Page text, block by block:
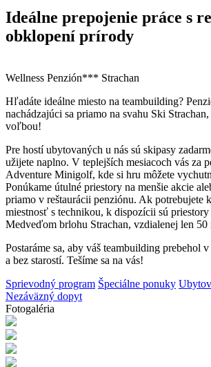
Ideálne prepojenie práce s
obklopení prírody
Wellness Penzión*** Strachan
Hľadáte ideálne miesto na teambuilding?
nachádzajúci sa priamo na svahu Ski
voľbou!
Pre hostí ubytovaných u nás sú skipasy
užijete naplno. V teplejších mesiacoch vás za
Adventure Minigolf, kde si hru môžete
Ponúkame útulné priestory na menšie akcie
priamo v reštaurácii penziónu. Ak potrebujete
miestnosť s technikou, k dispozícii sú priestory
Medveďom brlohu Strachan, vzdialenej len 50
Postaráme sa, aby váš teambuilding prebehol
a bez starostí. Tešíme sa na vás!
Sprievodný program Špeciálne ponuky
Nezáväzný dopyt
Fotogaléria